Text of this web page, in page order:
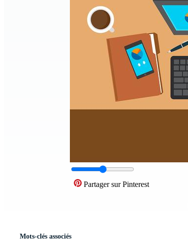
Partager sur Pinterest
Mots-clés associés